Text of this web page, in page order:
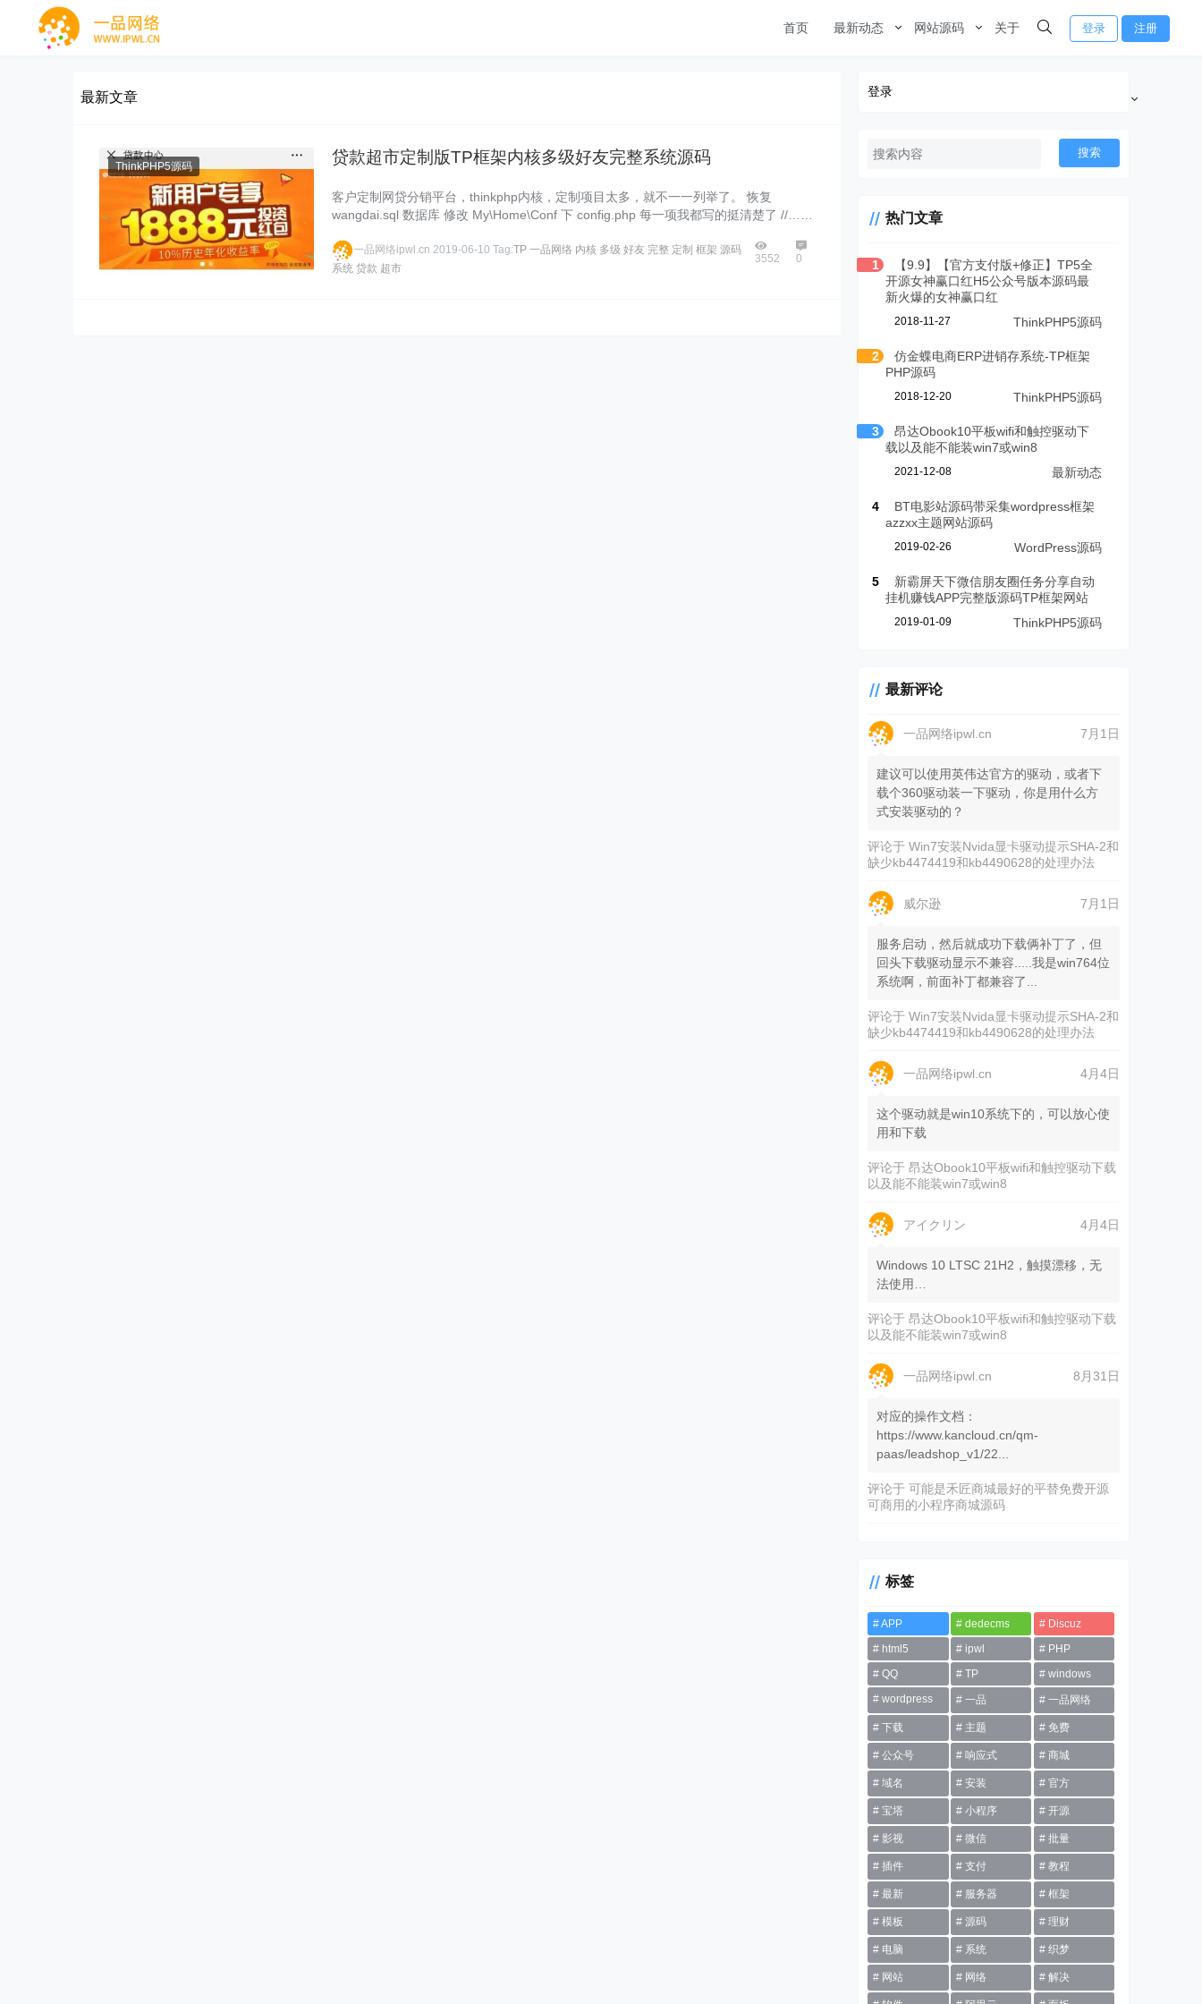
首页 最新动态 网站源码 关于 登录 注册
最新文章
ThinkPHP5源码 贷款超市定制版TP框架内核多级好友完整系统源码
客户定制网贷分销平台，thinkphp内核，定制项目太多，就不一一列举了。 恢复
wangdai.sql 数据库 修改 My\Home\Conf 下 config.php 每一项我都写的挺清楚了 //……
一品网络ipwl.cn2019-06-10 Tag:TP 一品网络 内核 多级 好友 完整 定制 框架 源码
系统 贷款 超市
3552 0
登录
搜索
热门文章
1
【9.9】【官方支付版+修正】TP5全
开源女神赢口红H5公众号版本源码最
新火爆的女神赢口红
2018-11-27 ThinkPHP5源码
2
仿金蝶电商ERP进销存系统-TP框架
PHP源码
2018-12-20 ThinkPHP5源码
3
昂达Obook10平板wifi和触控驱动下
载以及能不能装win7或win8
2021-12-08 最新动态
4
BT电影站源码带采集wordpress框架
azzxx主题网站源码
2019-02-26 WordPress源码
5
新霸屏天下微信朋友圈任务分享自动
挂机赚钱APP完整版源码TP框架网站
2019-01-09 ThinkPHP5源码
最新评论
一品网络ipwl.cn 7月1日
建议可以使用英伟达官方的驱动，或者下
载个360驱动装一下驱动，你是用什么方
式安装驱动的？
评论于Win7安装Nvida显卡驱动提示SHA-2和
缺少kb4474419和kb4490628的处理办法
威尔逊 7月1日
服务启动，然后就成功下载俩补丁了，但
回头下载驱动显示不兼容.....我是win764位
系统啊，前面补丁都兼容了...
评论于Win7安装Nvida显卡驱动提示SHA-2和
缺少kb4474419和kb4490628的处理办法
一品网络ipwl.cn 4月4日
这个驱动就是win10系统下的，可以放心使
用和下载
评论于昂达Obook10平板wifi和触控驱动下载
以及能不能装win7或win8
アイクリン 4月4日
Windows 10 LTSC 21H2，触摸漂移，无
法使用…
评论于昂达Obook10平板wifi和触控驱动下载
以及能不能装win7或win8
一品网络ipwl.cn 8月31日
对应的操作文档：
https://www.kancloud.cn/qm-
paas/leadshop_v1/22...
评论于可能是禾匠商城最好的平替免费开源
可商用的小程序商城源码
标签
APP dedecms
Discuz
html5
ipwl
PHP
QQ
TP
windows
wordpress
一品 一品网络
下载 主题 免费
公众号 响应式 商城
域名 安装 官方
宝塔 小程序 开源
影视 微信 批量
插件 支付 教程
最新 服务器 框架
模板 源码 理财
电脑 系统 织梦
网站 网络 解决